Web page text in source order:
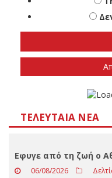
Πότε πιστεύετε
εκλογές
ΤΕΛΕΥΤΑΊΑ ΝΈΑ